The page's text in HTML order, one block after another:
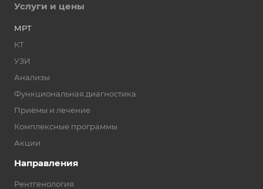
Услуги и цены
МРТ
КТ
УЗИ
Анализы
Функциональная диагностика
Приёмы и лечение
Комплексные программы
Акции
Направления
Рентгенология